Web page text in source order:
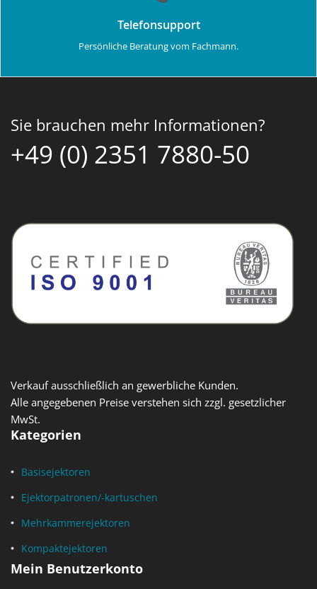
Telefonsupport
Persönliche Beratung vom Fachmann.
Sie brauchen mehr Informationen?
+49 (0) 2351 7880-50
Verkauf ausschließlich an gewerbliche Kunden.
Alle angegebenen Preise verstehen sich zzgl. gesetzlicher
MwSt.
Kategorien
Basisejektoren
Ejektorpatronen/-kartuschen
Mehrkammerejektoren
Kompaktejektoren
Mein Benutzerkonto